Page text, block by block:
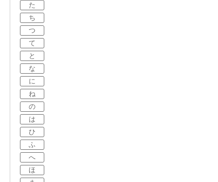
た
ち
つ
て
と
な
に
ね
の
は
ひ
ふ
へ
ほ